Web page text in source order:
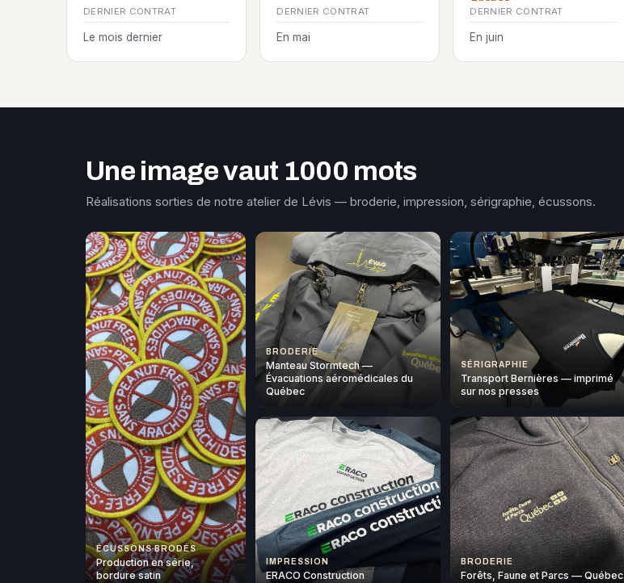
DERNIER CONTRAT
Le mois dernier
DERNIER CONTRAT
En mai
DERNIER CONTRAT
En juin
Une image vaut 1000 mots
Réalisations sorties de notre atelier de Lévis — broderie, impression, sérigraphie, écussons.
ÉCUSSONS BRODÉS
Production en série,
bordure satin
BRODERIE
Manteau Stormtech —
Évacuations aéromédicales du
Québec
SÉRIGRAPHIE
Transport Bernières — imprimé
sur nos presses
IMPRESSION
ERACO Construction
BRODERIE
Forêts, Faune et Parcs — Québec